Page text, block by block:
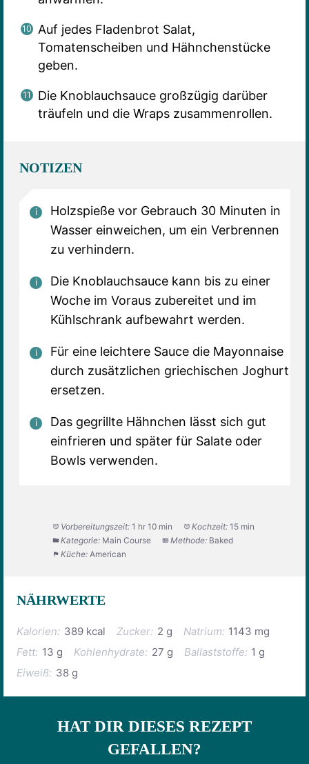
Auf jedes Fladenbrot Salat,
Tomatenscheiben und Hähnchenstücke
geben.
Die Knoblauchsauce großzügig darüber
träufeln und die Wraps zusammenrollen.
NOTIZEN
Holzspieße vor Gebrauch 30 Minuten in
Wasser einweichen, um ein Verbrennen
zu verhindern.
Die Knoblauchsauce kann bis zu einer
Woche im Voraus zubereitet und im
Kühlschrank aufbewahrt werden.
Für eine leichtere Sauce die Mayonnaise
durch zusätzlichen griechischen Joghurt
ersetzen.
Das gegrillte Hähnchen lässt sich gut
einfrieren und später für Salate oder
Bowls verwenden.
Vorbereitungszeit: 1 hr 10 min Kochzeit: 15 min
Kategorie: Main Course Methode: Baked
Küche: American
NÄHRWERTE
Kalorien: 389 kcal Zucker: 2 g Natrium: 1143 mg
Fett: 13 g Kohlenhydrate: 27 g Ballaststoffe: 1 g
Eiweiß: 38 g
HAT DIR DIESES REZEPT
GEFALLEN?